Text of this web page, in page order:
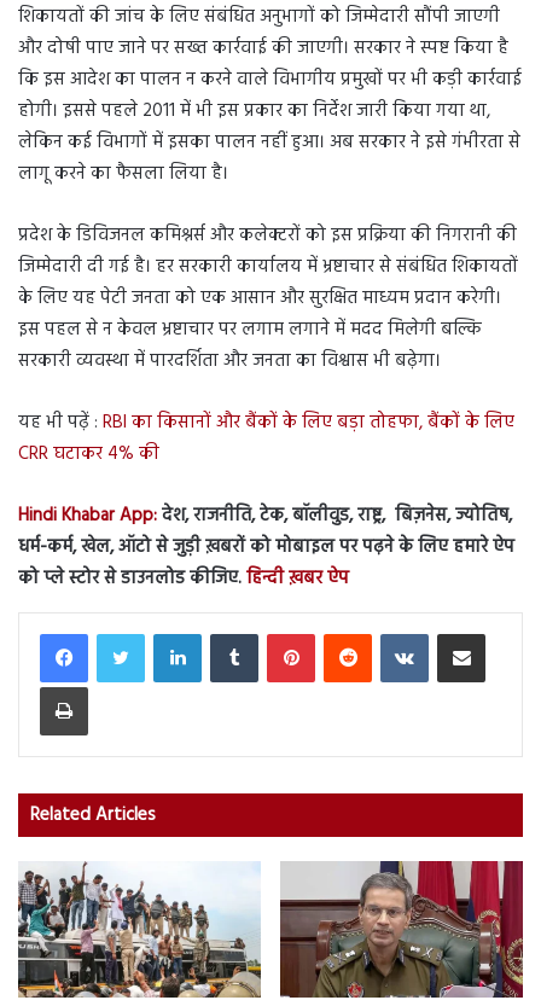
शिकायतों की जांच के लिए संबंधित अनुभागों को जिम्मेदारी सौंपी जाएगी
और दोषी पाए जाने पर सख्त कार्रवाई की जाएगी। सरकार ने स्पष्ट किया है
कि इस आदेश का पालन न करने वाले विभागीय प्रमुखों पर भी कड़ी कार्रवाई
होगी। इससे पहले 2011 में भी इस प्रकार का निर्देश जारी किया गया था,
लेकिन कई विभागों में इसका पालन नहीं हुआ। अब सरकार ने इसे गंभीरता से
लागू करने का फैसला लिया है।
प्रदेश के डिविजनल कमिश्नर्स और कलेक्टरों को इस प्रक्रिया की निगरानी की
जिम्मेदारी दी गई है। हर सरकारी कार्यालय में भ्रष्टाचार से संबंधित शिकायतों
के लिए यह पेटी जनता को एक आसान और सुरक्षित माध्यम प्रदान करेगी।
इस पहल से न केवल भ्रष्टाचार पर लगाम लगाने में मदद मिलेगी बल्कि
सरकारी व्यवस्था में पारदर्शिता और जनता का विश्वास भी बढ़ेगा।
यह भी पढ़ें : RBI का किसानों और बैंकों के लिए बड़ा तोहफा, बैंकों के लिए
CRR घटाकर 4% की
Hindi Khabar App:देश, राजनीति, टेक, बॉलीवुड, राष्ट्र, बिज़नेस, ज्योतिष,
धर्म-कर्म, खेल, ऑटो से जुड़ी ख़बरों को मोबाइल पर पढ़ने के लिए हमारे ऐप
को प्ले स्टोर से डाउनलोड कीजिए.हिन्दी ख़बर ऐप
LinkedInTumblr PinterestReddit VKontakteShare via Email
Print
Related Articles